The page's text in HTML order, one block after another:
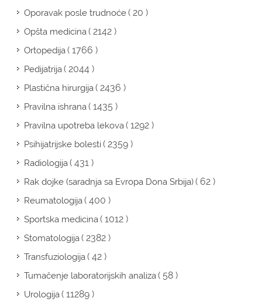
Oporavak posle trudnoće( 20 )
Opšta medicina( 2142 )
Ortopedija( 1766 )
Pedijatrija( 2044 )
Plastična hirurgija( 2436 )
Pravilna ishrana( 1435 )
Pravilna upotreba lekova( 1292 )
Psihijatrijske bolesti( 2359 )
Radiologija( 431 )
Rak dojke (saradnja sa Evropa Dona Srbija)( 62 )
Reumatologija( 400 )
Sportska medicina( 1012 )
Stomatologija( 2382 )
Transfuziologija( 42 )
Tumačenje laboratorijskih analiza( 58 )
Urologija( 11289 )